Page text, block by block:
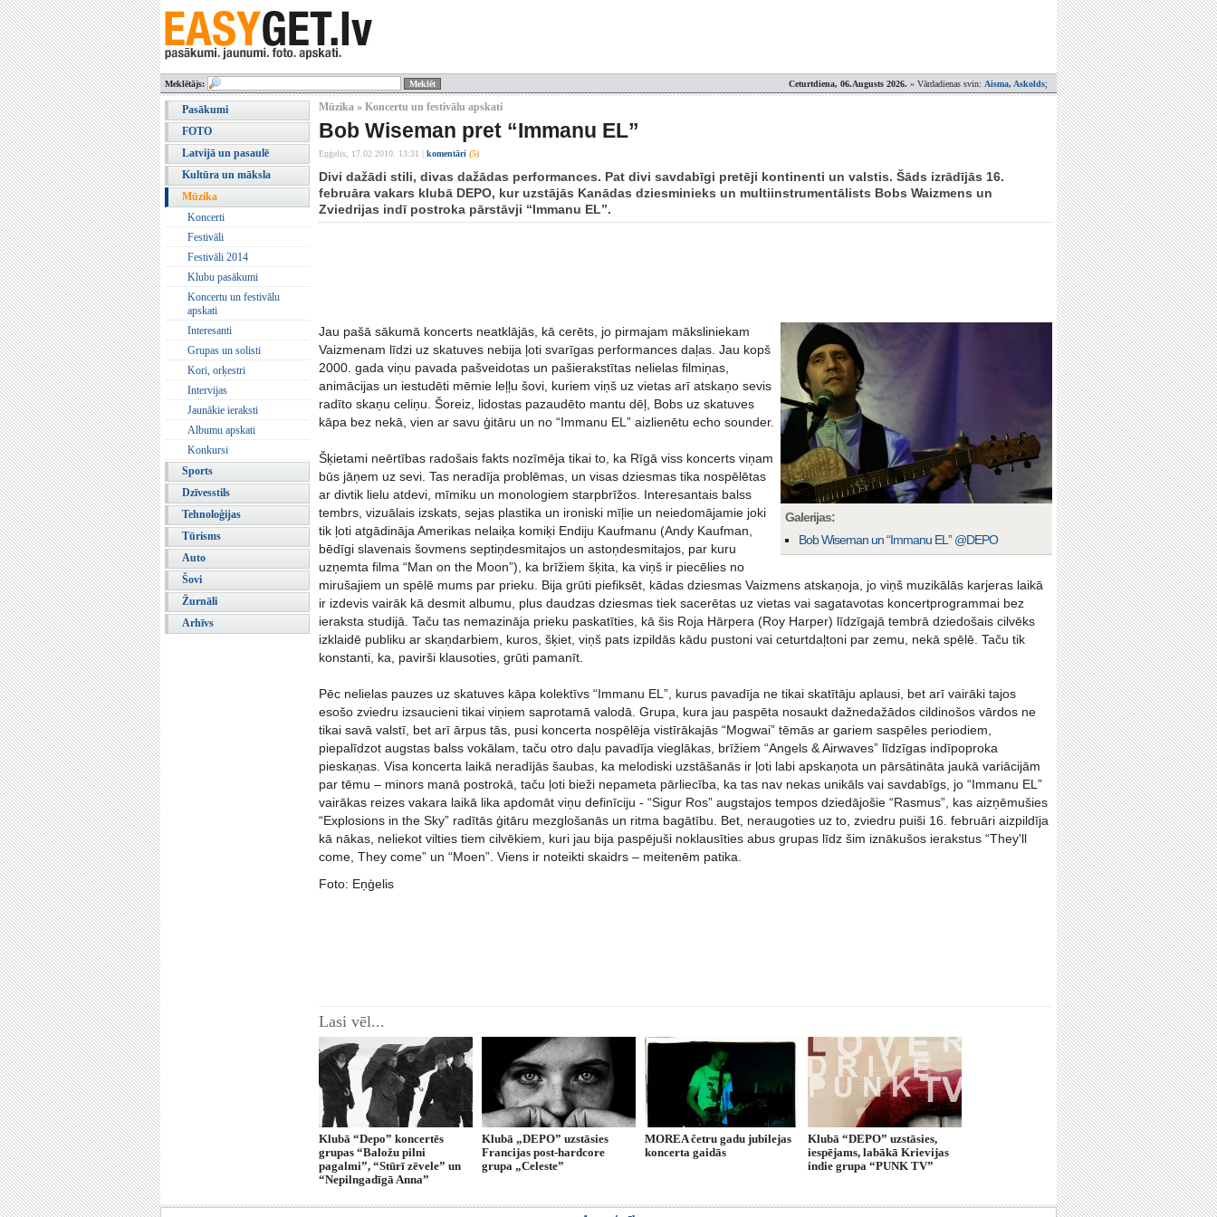
Ceturtdiena, 06.Augusts 2026. » Vārdadienas svin: Aisma, Askolds;
Meklētājs:
Pasākumi
FOTO
Latvijā un pasaulē
Kultūra un māksla
Mūzika
Koncerti
Festivāli
Festivāli 2014
Klubu pasākumi
Koncertu un festivālu
apskati
Interesanti
Grupas un solisti
Kori, orķestri
Intervijas
Jaunākie ieraksti
Albumu apskati
Konkursi
Sports
Dzīvesstils
Tehnoloģijas
Tūrisms
Auto
Šovi
Žurnāli
Arhīvs
Mūzika » Koncertu un festivālu apskati
Bob Wiseman pret “Immanu EL”
Eņģelis, 17.02.2010. 13:31 komentāri (5)
Divi dažādi stili, divas dažādas performances. Pat divi savdabīgi pretēji kontinenti un valstis. Šāds izrādījās 16.
februāra vakars klubā DEPO, kur uzstājās Kanādas dziesminieks un multiinstrumentālists Bobs Waizmens un
Zviedrijas indī postroka pārstāvji “Immanu EL”.
Galerijas:
Bob Wiseman un “Immanu EL” @DEPO
Jau pašā sākumā koncerts neatklājās, kā cerēts, jo pirmajam māksliniekam
Vaizmenam līdzi uz skatuves nebija ļoti svarīgas performances daļas. Jau kopš
2000. gada viņu pavada pašveidotas un pašierakstītas nelielas filmiņas,
animācijas un iestudēti mēmie leļļu šovi, kuriem viņš uz vietas arī atskaņo sevis
radīto skaņu celiņu. Šoreiz, lidostas pazaudēto mantu dēļ, Bobs uz skatuves
kāpa bez nekā, vien ar savu ģitāru un no “Immanu EL” aizlienētu echo sounder.
Šķietami neērtības radošais fakts nozīmēja tikai to, ka Rīgā viss koncerts viņam
būs jāņem uz sevi. Tas neradīja problēmas, un visas dziesmas tika nospēlētas
ar divtik lielu atdevi, mīmiku un monologiem starpbrīžos. Interesantais balss
tembrs, vizuālais izskats, sejas plastika un ironiski mīļie un neiedomājamie joki
tik ļoti atgādināja Amerikas nelaiķa komiķi Endiju Kaufmanu (Andy Kaufman,
bēdīgi slavenais šovmens septiņdesmitajos un astoņdesmitajos, par kuru
uzņemta filma “Man on the Moon”), ka brīžiem šķita, ka viņš ir piecēlies no
mirušajiem un spēlē mums par prieku. Bija grūti piefiksēt, kādas dziesmas Vaizmens atskaņoja, jo viņš muzikālās karjeras laikā
ir izdevis vairāk kā desmit albumu, plus daudzas dziesmas tiek sacerētas uz vietas vai sagatavotas koncertprogrammai bez
ieraksta studijā. Taču tas nemazināja prieku paskatīties, kā šis Roja Hārpera (Roy Harper) līdzīgajā tembrā dziedošais cilvēks
izklaidē publiku ar skaņdarbiem, kuros, šķiet, viņš pats izpildās kādu pustoni vai ceturtdaļtoni par zemu, nekā spēlē. Taču tik
konstanti, ka, pavirši klausoties, grūti pamanīt.
Pēc nelielas pauzes uz skatuves kāpa kolektīvs “Immanu EL”, kurus pavadīja ne tikai skatītāju aplausi, bet arī vairāki tajos
esošo zviedru izsaucieni tikai viņiem saprotamā valodā. Grupa, kura jau paspēta nosaukt dažnedažādos cildinošos vārdos ne
tikai savā valstī, bet arī ārpus tās, pusi koncerta nospēlēja vistīrākajās “Mogwai” tēmās ar gariem saspēles periodiem,
piepalīdzot augstas balss vokālam, taču otro daļu pavadīja vieglākas, brīžiem “Angels & Airwaves” līdzīgas indīpoproka
pieskaņas. Visa koncerta laikā neradījās šaubas, ka melodiski uzstāšanās ir ļoti labi apskaņota un pārsātināta jaukā variācijām
par tēmu – minors manā postrokā, taču ļoti bieži nepameta pārliecība, ka tas nav nekas unikāls vai savdabīgs, jo “Immanu EL”
vairākas reizes vakara laikā lika apdomāt viņu definīciju - “Sigur Ros” augstajos tempos dziedājošie “Rasmus”, kas aizņēmušies
“Explosions in the Sky” radītās ģitāru mezglošanās un ritma bagātību. Bet, neraugoties uz to, zviedru puiši 16. februāri aizpildīja
kā nākas, neliekot vilties tiem cilvēkiem, kuri jau bija paspējuši noklausīties abus grupas līdz šim iznākušos ierakstus “They'll
come, They come” un “Moen”. Viens ir noteikti skaidrs – meitenēm patika.
Foto: Eņģelis
Lasi vēl...
Klubā “Depo” koncertēs
grupas “Baložu pilni
pagalmi”, “Stūrī zēvele” un
“Nepilngadīgā Anna”
Klubā „DEPO” uzstāsies
Francijas post-hardcore
grupa „Celeste”
MOREA četru gadu jubilejas
koncerta gaidās
Klubā “DEPO” uzstāsies,
iespējams, labākā Krievijas
indie grupa “PUNK TV”